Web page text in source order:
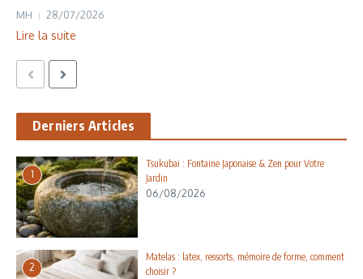
MH 28/07/2026
Lire la suite
Derniers Articles
1
Tsukubai : Fontaine Japonaise & Zen pour Votre
Jardin
06/08/2026
2
Matelas : latex, ressorts, mémoire de forme, comment
choisir ?